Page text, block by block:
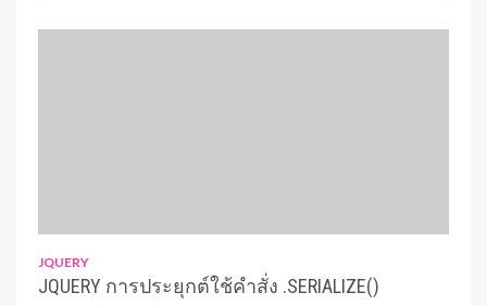
JQUERY
JQUERY การประยุกต์ใช้คำสั่ง .SERIALIZE()